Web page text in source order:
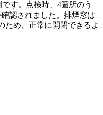
す。点検時、4箇所のう
認されました。排煙窓は
ため、正常に開閉できるよ